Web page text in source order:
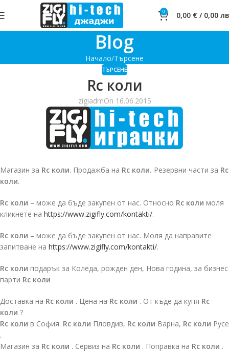
0 0,00 € / 0,00
Blog
Начало Търсене
ТЪРСЕНЕ
Rc коли
zigiadmOn 16.06.2015
Магазин за Rc коли. Продажба на Rc коли. Резервни части за Rc
коли.
Rc коли – може да бъде закупен от нас. Относно Rc коли моля
кликнете на https://www.zigifly.com/kontakti/.
Rc коли – може да бъде закупен от нас. Моля да направите
запитване на https://www.zigifly.com/kontakti/.
Rc коли подарък за Коледа, рожден ден, Нова година, за бизнес
парти Rc коли
Доставка на Rc коли . Цена на Rc коли . От къде да купя Rc
коли ?
Rc коли в София. Rc коли Пловдив, Rc коли Варна, Rc коли Русе
.
Магазин за Rc коли . Сервиз на Rc коли . Поправка на Rc коли .